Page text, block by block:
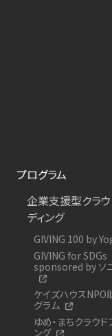
プログラム
企業支援型クラウ
ディング
GIVING 100 by
GIVING for SDGs
sponsored by ソ
ケイズハウスNPO
グラム
ゆめ・まちクラウド
ング